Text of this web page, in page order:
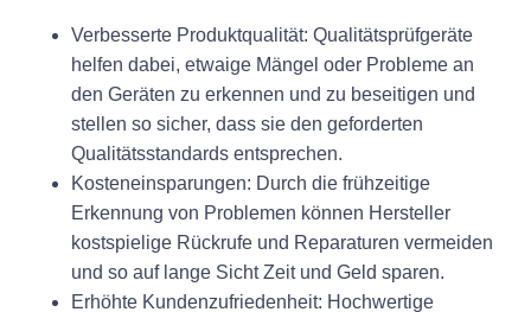
Verbesserte Produktqualität: Qualitätsprüfgeräte
helfen dabei, etwaige Mängel oder Probleme an
den Geräten zu erkennen und zu beseitigen und
stellen so sicher, dass sie den geforderten
Qualitätsstandards entsprechen.
Kosteneinsparungen: Durch die frühzeitige
Erkennung von Problemen können Hersteller
kostspielige Rückrufe und Reparaturen vermeiden
und so auf lange Sicht Zeit und Geld sparen.
Erhöhte Kundenzufriedenheit: Hochwertige